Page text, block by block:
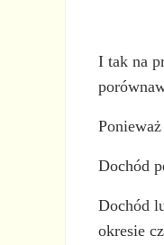
I tak na
Dochód
Dochód
okresie